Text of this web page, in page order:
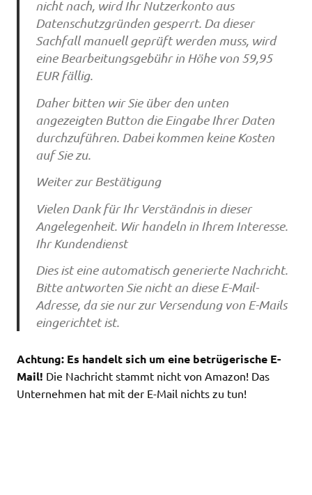
nicht nach, wird Ihr Nutzerkonto aus
Datenschutzgründen gesperrt. Da dieser
Sachfall manuell geprüft werden muss, wird
eine Bearbeitungsgebühr in Höhe von 59,95
EUR fällig.
Daher bitten wir Sie über den unten
angezeigten Button die Eingabe Ihrer Daten
durchzuführen. Dabei kommen keine Kosten
auf Sie zu.
Weiter zur Bestätigung
Vielen Dank für Ihr Verständnis in dieser
Angelegenheit. Wir handeln in Ihrem Interesse.
Ihr Kundendienst
Dies ist eine automatisch generierte Nachricht.
Bitte antworten Sie nicht an diese E-Mail-
Adresse, da sie nur zur Versendung von E-Mails
eingerichtet ist.
Achtung: Es handelt sich um eine betrügerische E-
Mail! Die Nachricht stammt nicht von Amazon! Das
Unternehmen hat mit der E-Mail nichts zu tun!